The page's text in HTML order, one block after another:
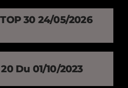
24/05/2026
Du 01/10/2023